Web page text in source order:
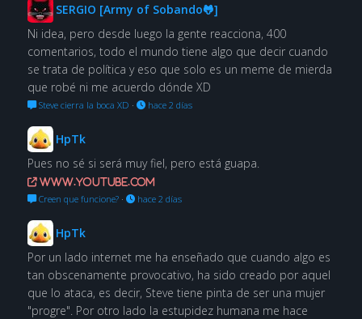
SERGIO [Army of Sobando🐸]
Ni idea, pero desde luego la gente reacciona, 400
comentarios, todo el mundo tiene algo que decir cuando
se trata de política y eso que solo es un meme de mierda
que robé ni me acuerdo dónde XD
Steve cierra la boca XD · hace 2 días
HpTk
Pues no sé si será muy fiel, pero está guapa.
www.youtube.com
Creen que funcione?· hace 2 días
HpTk
Por un lado internet me ha enseñado que cuando algo es
tan obscenamente provocativo, ha sido creado por aquel
que lo ataca, es decir, Steve tiene pinta de ser una mujer
"progre". Por otro lado la estupidez humana me hace